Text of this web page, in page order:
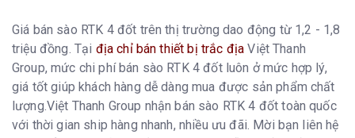
Giá bán sào RTK 4 đốt trên thị trường dao động từ 1,2 - 1,8
triệu đồng. Tại địa chỉ bán thiết bị trắc địa Việt Thanh
Group, mức chi phí bán sào RTK 4 đốt luôn ở mức hợp lý,
giá tốt giúp khách hàng dễ dàng mua được sản phẩm chất
lượng.Việt Thanh Group nhận bán sào RTK 4 đốt toàn quốc
với thời gian ship hàng nhanh, nhiều ưu đãi. Mời bạn liên hệ